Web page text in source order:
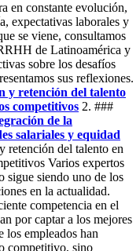
en constante evolución,
expectativas laborales y
se viene, consultamos
de Latinoamérica y
sobre los desafíos
sus reflexiones.
y retención del talento
competitivos 2. ###
de la
salariales y equidad
retención del talento en
Varios expertos
sigue siendo uno de los
en la actualidad.
competencia en el
por captar a los mejores
los empleados han
competitivo, sino